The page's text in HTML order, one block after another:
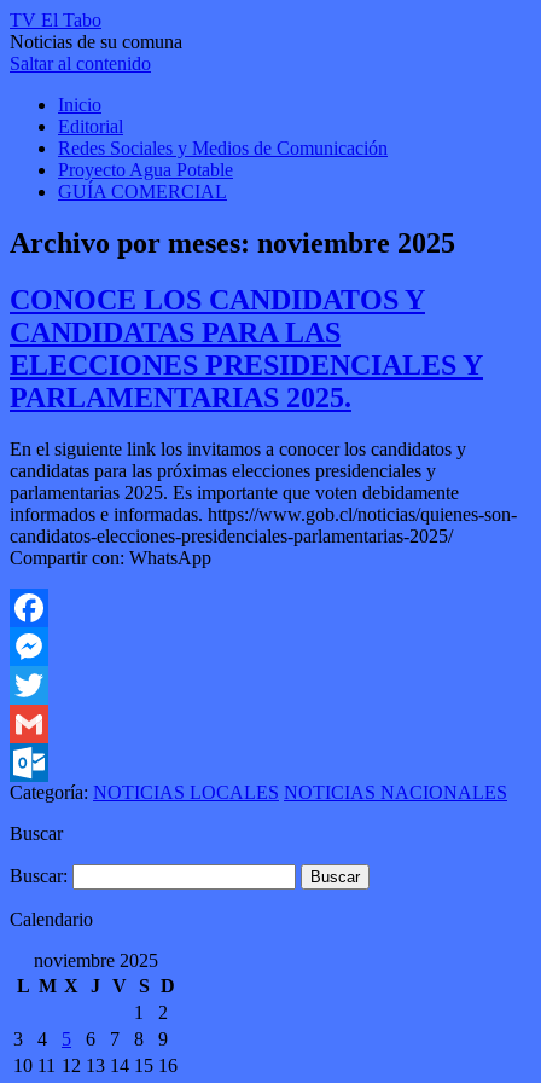
TV El Tabo
Noticias de su comuna
Saltar al contenido
Inicio
Editorial
Redes Sociales y Medios de Comunicación
Proyecto Agua Potable
GUÍA COMERCIAL
Archivo por meses: noviembre 2025
CONOCE LOS CANDIDATOS Y
CANDIDATAS PARA LAS
ELECCIONES PRESIDENCIALES Y
PARLAMENTARIAS 2025.
En el siguiente link los invitamos a conocer los candidatos y
candidatas para las próximas elecciones presidenciales y
parlamentarias 2025. Es importante que voten debidamente
informados e informadas. https://www.gob.cl/noticias/quienes-son-
candidatos-elecciones-presidenciales-parlamentarias-2025/
Compartir con: WhatsApp
Facebook
Messenger
Twitter
Gmail
Outlook.com
Categoría: NOTICIAS LOCALES NOTICIAS NACIONALES
Buscar
Buscar:
Calendario
noviembre 2025
L M X J V S D
1
2
3
4 5 6 7 8
9
10 11 12 13 14 15 16